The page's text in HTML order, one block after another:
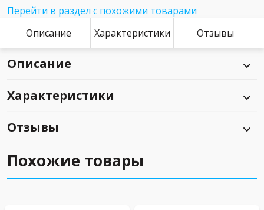
Перейти в раздел с похожими товарами
Описание
Характеристики Отзывы
Описание
Характеристики
Отзывы
Похожие товары